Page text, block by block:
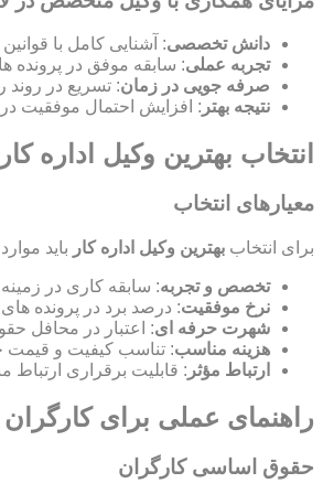
دانش تخصصی: آشنایی کامل با قوانین
تجربه عملی: سابقه موفق در پرونده
صرفه جویی در زمان: تسریع در روند
نتیجه بهتر : افزایش احتمال موفقیت
انتخاب بهترین وکیل اداره
معیارهای انتخاب
برای انتخاب بهترین وکیل اداره کار باید
تخصص و تجربه: سابقه کاری در
نرخ موفقیت: درصد برد در پرونده
شهرت حرفه ای: اعتبار در محافل
هزینه مناسب: تناسب کیفیت و قیمت
ارتباط مؤثر : قابلیت برقراری ارتباط
راهنمای عملی برای کارگران
حقوق اساسی کارگران